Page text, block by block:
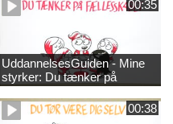
00:35
UddannelsesGuiden - Mine
styrker: Du tænker på
fællesskabet
00:38